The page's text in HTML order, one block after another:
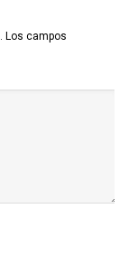
Los campos